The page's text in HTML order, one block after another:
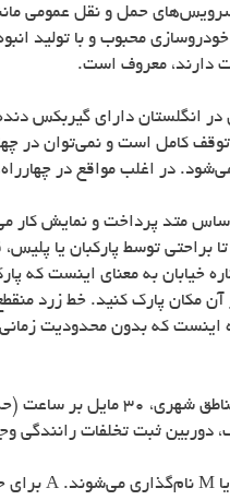
سرویس‌های حمل و نقل عمومی
خودروسازی محبوب و با تولید
دارند، معروف است.
در انگلستان دارای
توقف کامل است و نمی‌توان در
در اغلب مواقع در
متد پرداخت و نمایش
براحتی توسط پارکبان یا
خیابان به معنای اینست
مکان پارک کنید. خط زرد
که بدون محدودیت زمانی
دوربین ثبت تخلفات رانندگی
یا M نام‌گذاری می‌شوند. A برای